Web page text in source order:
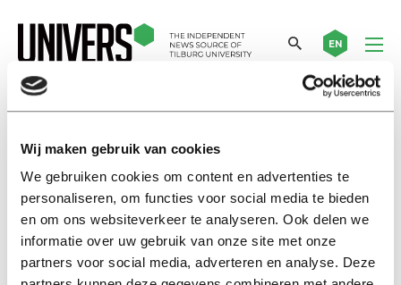
Wij maken gebruik van cookies
We gebruiken cookies om content en advertenties te
personaliseren, om functies voor social media te bieden
en om ons websiteverkeer te analyseren. Ook delen we
informatie over uw gebruik van onze site met onze
partners voor social media, adverteren en analyse. Deze
EN
Engelssprekende peuters
dankzij robot
05 juli 2016